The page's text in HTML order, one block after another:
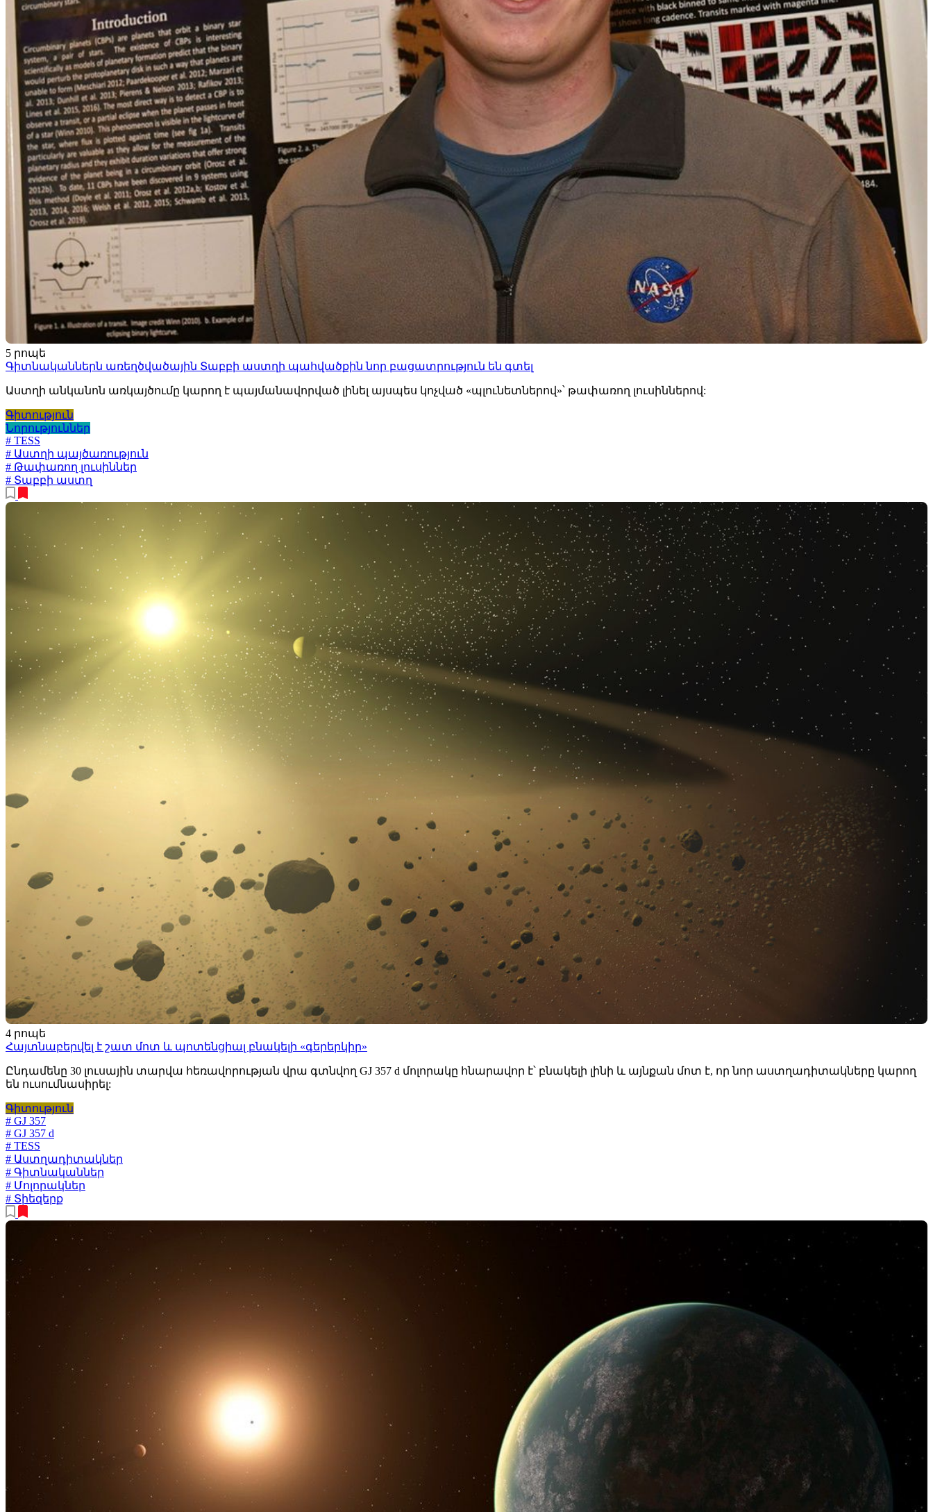
5 րոպե
Գիտնականներն առեղծվածային Տաբբի աստղի պահվածքին նոր բացատրություն են գտել
Աստղի անկանոն առկայծումը կարող է պայմանավորված լինել այսպես կոչված «պլունետներով»՝ թափառող լուսիններով:
Գիտություն
Նորություններ
# TESS
# Աստղի պայծառություն
# Թափառող լուսիններ
# Տաբբի աստղ
4 րոպե
Հայտնաբերվել է շատ մոտ և պոտենցիալ բնակելի «գերերկիր»
Ընդամենը 30 լուսային տարվա հեռավորության վրա գտնվող GJ 357 d մոլորակը հնարավոր է՝ բնակելի լինի և այնքան մոտ է, որ նոր աստղադիտակները կարող
են ուսումնասիրել:
Գիտություն
# GJ 357
# GJ 357 d
# TESS
# Աստղադիտակներ
# Գիտնականներ
# Մոլորակներ
# Տիեզերք